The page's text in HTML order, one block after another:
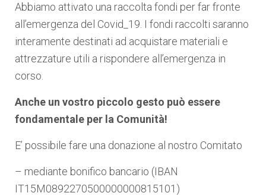
Abbiamo attivato una raccolta fondi per far fronte
all’emergenza del Covid_19. I fondi raccolti saranno
interamente destinati ad acquistare materiali e
attrezzature utili a rispondere all’emergenza in
corso.
Anche un vostro piccolo gesto può essere
fondamentale per la Comunità!
E’ possibile fare una donazione al nostro Comitato
– mediante bonifico bancario (IBAN
IT15M0892270500000000815101)